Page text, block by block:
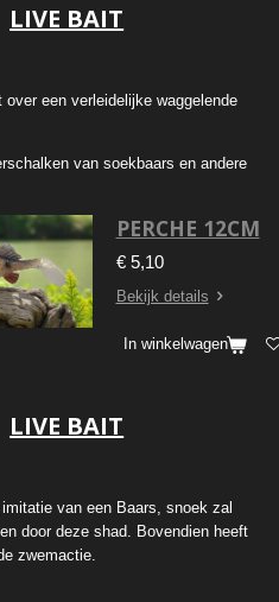
LIVE BAIT
over een verleidelijke waggelende
van soekbaars en andere
PERCHE 12CM
€ 5,10
Bekijk details
In winkelwagen
LIVE BAIT
van een Baars, snoek zal
door deze shad. Bovendien heeft
zwemactie.